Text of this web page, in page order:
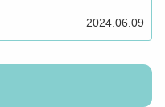
2024.06.09